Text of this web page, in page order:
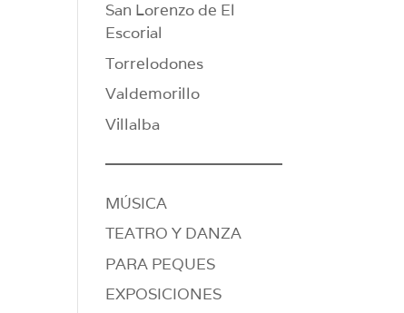
San Lorenzo de El
Escorial
Torrelodones
Valdemorillo
Villalba
MÚSICA
TEATRO Y DANZA
PARA PEQUES
EXPOSICIONES